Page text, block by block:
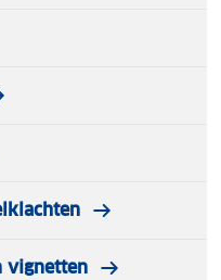
vignetten